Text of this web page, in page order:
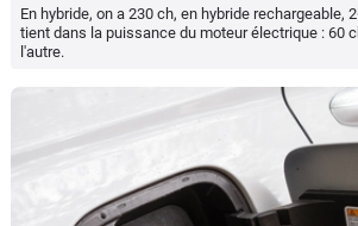
En hybride, on a 230 ch, en hybride rechargeable,
tient dans la puissance du moteur électrique : 60
l'autre.